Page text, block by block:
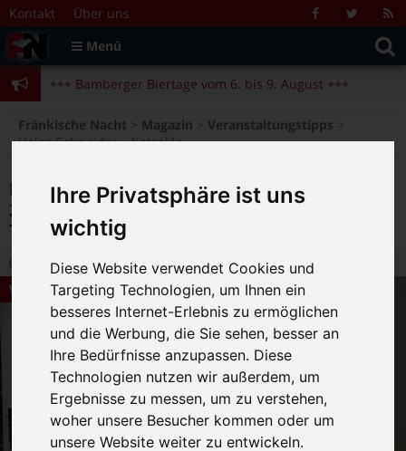
Ihre Privatsphäre ist uns
wichtig
Diese Website verwendet Cookies und
Targeting Technologien, um Ihnen ein
besseres Internet-Erlebnis zu ermöglichen
und die Werbung, die Sie sehen, besser an
Ihre Bedürfnisse anzupassen. Diese
Technologien nutzen wir außerdem, um
Ergebnisse zu messen, um zu verstehen,
woher unsere Besucher kommen oder um
unsere Website weiter zu entwickeln.
Zum Inhalt springen
Kontakt Über uns FacebookTwitter
Menü
Suche
nach:
+++ Bamberger Biertage vom 6. bis 9. August +++
+++ Blues- und Jazzfestival vom 31.7. bis 9.8. +++
+++ Bamberger Biertage vom 6. bis 9. August +++
+++ Blues- und Jazzfestival vom 31.7. bis 9.8. +++
Fränkische Nacht > Magazin > Veranstaltungstipps >
Helge Schneider – Katzeklo auf Räder, am 20.3. in der Konzerthalle +++ Ticketverlosung
Helge Schneider – Katzeklo auf Räder, am
20.3. in der Konzerthalle +++
Ticketverlosung
6.03.2024 16:18 | FN-Redaktion |
0
Veranstaltungstipps